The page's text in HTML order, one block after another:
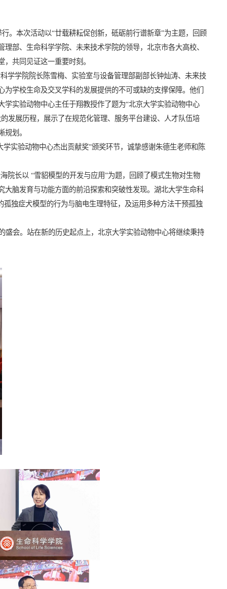
。本次活动以“廿载耕耘促创新，砥砺前行谱新章”为主题，回顾
部、生命科学学院、未来技术学院的领导，北京市各大高校、
共同见证这一重要时刻。
学学院院长陈雪梅、实验室与设备管理部副部长钟灿涛、未来技
为学校生命及交叉学科的发展提供的不可或缺的支撑保障。他们
学实验动物中心主任于翔教授作了题为“北京大学实验动物中心
发展历程，展示了在规范化管理、服务平台建设、人才队伍培
划。
学实验动物中心杰出贡献奖”颁奖环节， 诚挚感谢朱德生老师和陈
院长以 “雪貂模型的开发与应用”为题，回顾了模式生物对生物
脑发育与功能方面的前沿探索和突破性发现。湖北大学生命科
独症犬模型的行为与脑电生理特征，及运用多种方法干预孤独
会。站在新的历史起点上，北京大学实验动物中心将继续秉持